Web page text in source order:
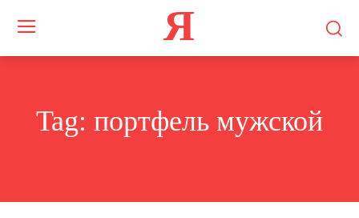
Я
Tag: портфель мужской